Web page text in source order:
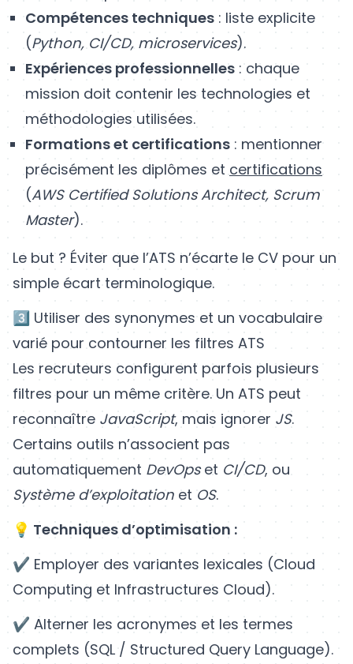
Compétences techniques : liste explicite
(Python, CI/CD, microservices).
Expériences professionnelles : chaque
mission doit contenir les technologies et
méthodologies utilisées.
Formations et certifications : mentionner
précisément les diplômes et certifications
(AWS Certified Solutions Architect, Scrum
Master).
Le but ? Éviter que l’ATS n’écarte le CV pour un
simple écart terminologique.
3️⃣ Utiliser des synonymes et un vocabulaire
varié pour contourner les filtres ATS
Les recruteurs configurent parfois plusieurs
filtres pour un même critère. Un ATS peut
reconnaître JavaScript, mais ignorer JS.
Certains outils n’associent pas
automatiquement DevOpset CI/CD, ou
Système d’exploitation et OS.
💡 Techniques d’optimisation :
✔ Employer des variantes lexicales (Cloud
Computing et Infrastructures Cloud).
✔ Alterner les acronymes et les termes
complets (SQL / Structured Query Language).